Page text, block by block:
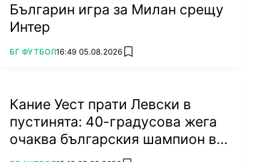
Българин игра за Милан срещу
Интер
ПОВЕЧЕ ОТ
БГ ФУТБОЛ16:49 05.08.2026 add favorites
Кание Уест прати Левски в
пустинята: 40-градусова жега
очаква българския шампион в
Туркестан